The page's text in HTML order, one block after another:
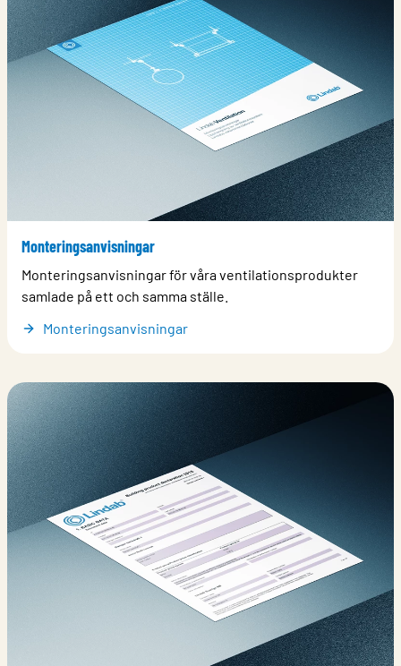
Monteringsanvisningar
Monteringsanvisningar för våra ventilationsprodukter
samlade på ett och samma ställe.
Monteringsanvisningar